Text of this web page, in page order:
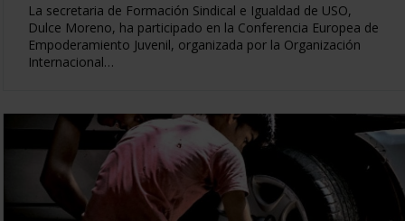
La secretaria de Formación Sindical e Igualdad de USO,
Dulce Moreno, ha participado en la Conferencia Europea de
Empoderamiento Juvenil, organizada por la Organización
Internacional…